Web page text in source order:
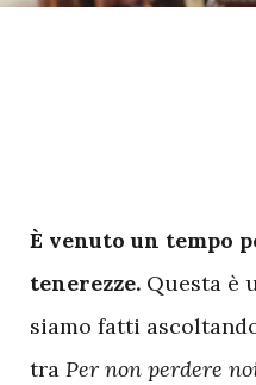
È venuto un tempo
tenerezze. Questa è
siamo fatti
tra Per non perdere